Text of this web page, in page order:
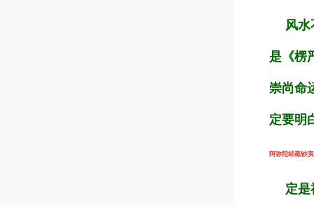
风水
是《楞
崇尚命
定要明
阿弥陀经疏钞
定是